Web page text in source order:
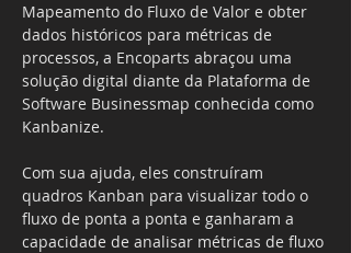
Mapeamento do Fluxo de Valor e obter
dados históricos para métricas de
processos, a Encoparts abraçou uma
solução digital diante da Plataforma de
Software Businessmap conhecida como
Kanbanize.
Com sua ajuda, eles construíram
quadros Kanban para visualizar todo o
fluxo de ponta a ponta e ganharam a
capacidade de analisar métricas de fluxo